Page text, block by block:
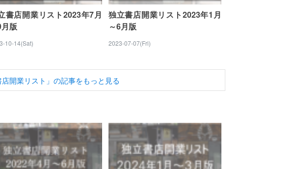
書店開業リスト2023年7月
月版
10-14(Sat)
独立書店開業リスト2023年1月
～6月版
2023-07-07(Fri)
店開業リスト」の記事をもっと見る